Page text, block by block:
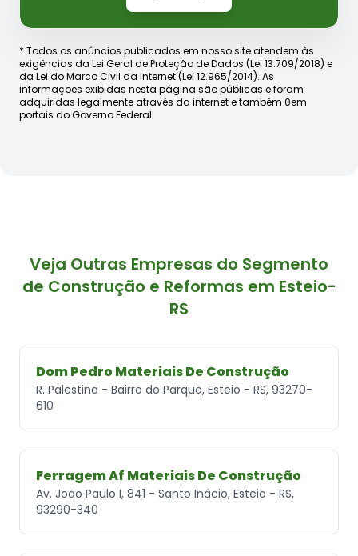
* Todos os anúncios publicados em nosso site atendem às
exigências da Lei Geral de Proteção de Dados (Lei 13.709/2018) e
da Lei do Marco Civil da Internet (Lei 12.965/2014). As
informações exibidas nesta página são públicas e foram
adquiridas legalmente através da internet e também 0em
portais do Governo Federal.
Veja Outras Empresas do Segmento
de Construção e Reformas em Esteio-
RS
Dom Pedro Materiais De Construção
R. Palestina - Bairro do Parque, Esteio - RS, 93270-
610
Ferragem Af Materiais De Construção
Av. João Paulo I, 841 - Santo Inácio, Esteio - RS,
93290-340